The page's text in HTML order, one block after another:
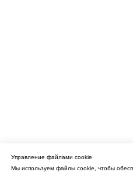
Управление файлами cookie
Мы используем файлы cookie, чтобы